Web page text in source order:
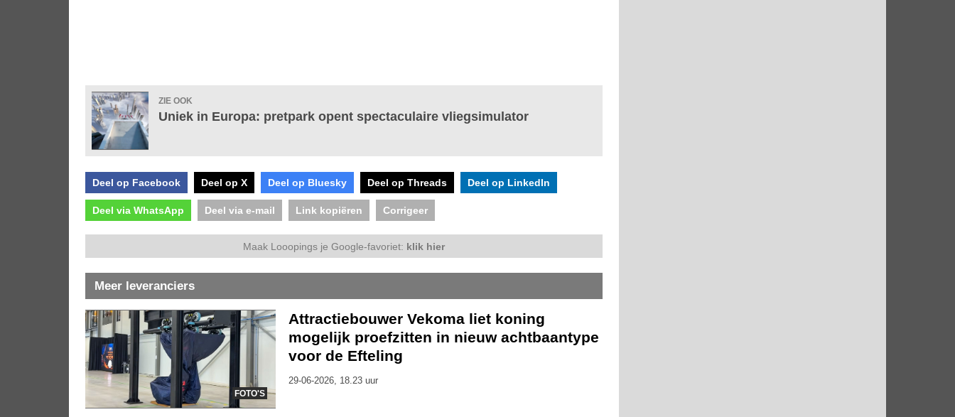
ZIE OOK
Uniek in Europa: pretpark opent spectaculaire vliegsimulator
Deel op Facebook Deel op X Deel op Bluesky Deel op Threads Deel op LinkedIn
Deel via WhatsApp Deel via e-mail Link kopiëren Corrigeer
Maak Looopings je Google-favoriet: klik hier
Meer leveranciers
FOTO'S
Attractiebouwer Vekoma liet koning
mogelijk proefzitten in nieuw achtbaantype
voor de Efteling
29-06-2026, 18.23 uur